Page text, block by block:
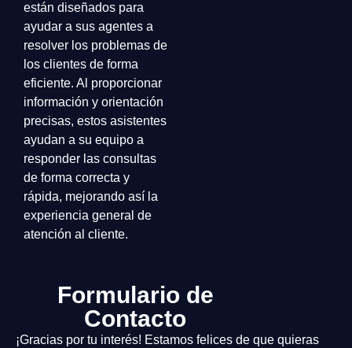
están diseñados para
ayudar a sus agentes a
resolver los problemas de
los clientes de forma
eficiente. Al proporcionar
información y orientación
precisas, estos asistentes
ayudan a su equipo a
responder las consultas
de forma correcta y
rápida, mejorando así la
experiencia general de
atención al cliente.
Formulario de
Contacto
¡Gracias por tu interés! Estamos felices de que quieras